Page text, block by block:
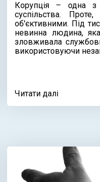
Корупція – одна з
суспільства.
об'єктивними. Під
невинна людина,
зловживала
використовуючи
Читати далі